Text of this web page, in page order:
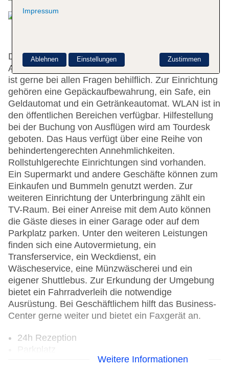
Das Hotel bietet 112 Zimmer und verfügt über einen
Aufzug. Das freundliche Personal an der Rezeption
ist gerne bei allen Fragen behilflich. Zur Einrichtung
gehören eine Gepäckaufbewahrung, ein Safe, ein
Geldautomat und ein Getränkeautomat. WLAN ist in
den öffentlichen Bereichen verfügbar. Hilfestellung
bei der Buchung von Ausflügen wird am Tourdesk
geboten. Das Haus verfügt über eine Reihe von
behindertengerechten Annehmlichkeiten.
Rollstuhlgerechte Einrichtungen sind vorhanden.
Ein Supermarkt und andere Geschäfte können zum
Einkaufen und Bummeln genutzt werden. Zur
weiteren Einrichtung der Unterbringung zählt ein
TV-Raum. Bei einer Anreise mit dem Auto können
die Gäste dieses in einer Garage oder auf dem
Parkplatz parken. Unter den weiteren Leistungen
finden sich eine Autovermietung, ein
Transferservice, ein Weckdienst, ein
Wäscheservice, eine Münzwäscherei und ein
eigener Shuttlebus. Zur Erkundung der Umgebung
bietet ein Fahrradverleih die notwendige
Ausrüstung. Bei Geschäftlichem hilft das Business-
Center gerne weiter und bietet ein Faxgerät an.
24h Rezeption
Check-in von: 15:00:00Weitere Informationen
Impressum
Zustimmen
Ablehnen Einstellungen